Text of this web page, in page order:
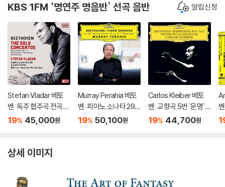
KBS 1FM '명연주 명음반` 선곡 음반 알림신청
Stefan Vladar 베토
벤: 독주 협주곡 전곡집
(Beethoven:The So
스트라
19% 45,000원
Murray Perahia 베토
벤: 피아노 소나타 29
번 '함머클라비어', 14
19% 50,100원
Carlos Kleiber 베토
벤: 교향곡 5번 `운명`,
7번 - 카를로스 클라이
19% 44,700원
상세 이미지